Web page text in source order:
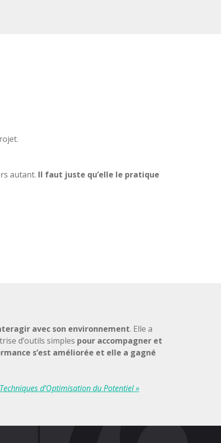
autant. Il faut juste qu’elle le pratique
avec son environnement. Elle a
d’outils simples pour accompagner et
s’est améliorée et elle a gagné
d’Optimisation du Potentiel »